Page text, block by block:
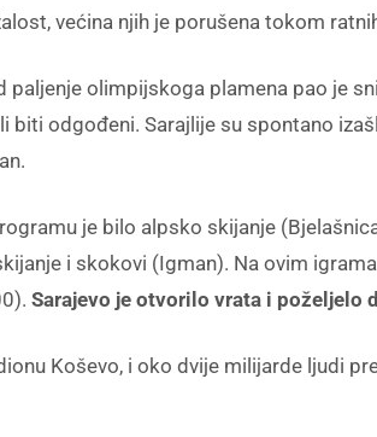
većina njih je porušena tokom
paljenje olimpijskoga plamena pao je
odgođeni. Sarajlije su spontano
je bilo alpsko skijanje
i skokovi (Igman). Na ovim
Sarajevo je otvorilo vrata i poželjelo
Koševo, i oko dvije milijarde ljudi